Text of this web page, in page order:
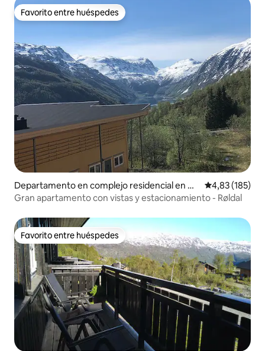
Favorito entre huéspedes
Favorito entre huéspedes
Departamento en complejo residencial en Ull
ensvang
Calificación
4,83 (185)
Gran apartamento con vistas y estacionamiento - Røldal
Favorito entre huéspedes
Favorito entre huéspedes